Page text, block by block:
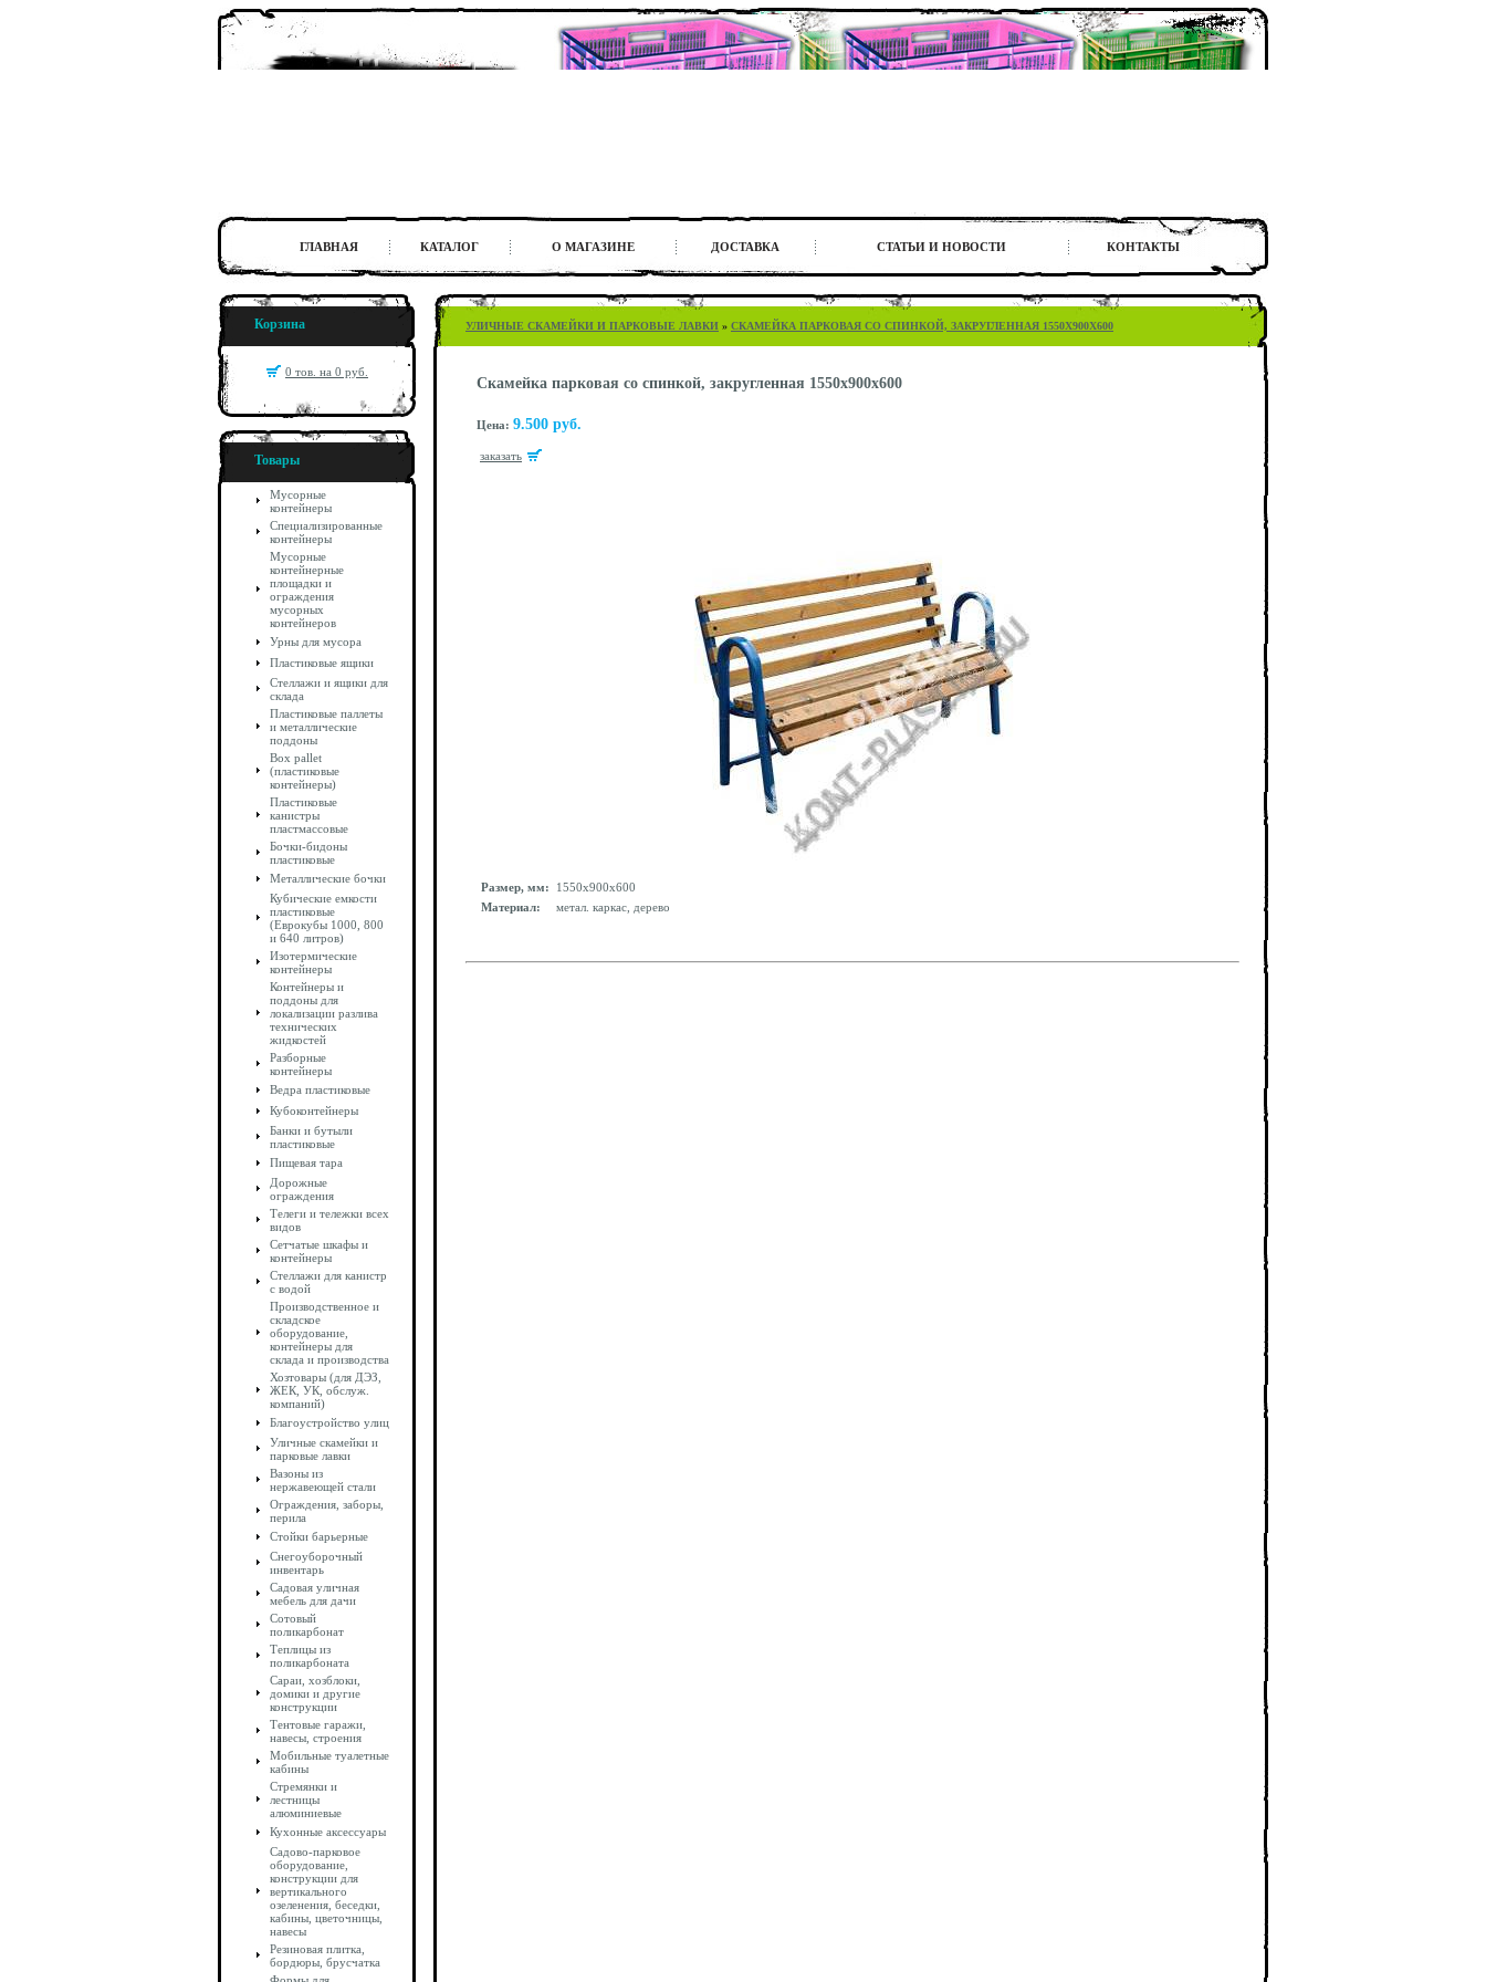
ГЛАВНАЯ КАТАЛОГ О МАГАЗИНЕ ДОСТАВКА СТАТЬИ И НОВОСТИ КОНТАКТЫ
Корзина
0 тов. на 0 руб.
Товары
Мусорные
контейнеры
Специализированные
контейнеры
Мусорные
контейнерные
площадки и
ограждения
мусорных
контейнеров
Урны для мусора
Пластиковые ящики
Стеллажи и ящики для
склада
Пластиковые паллеты
и металлические
поддоны
Box pallet
(пластиковые
контейнеры)
Пластиковые
канистры
пластмассовые
Бочки-бидоны
пластиковые
Металлические бочки
Кубические емкости
пластиковые
(Еврокубы 1000, 800
и 640 литров)
Изотермические
контейнеры
Контейнеры и
поддоны для
локализации разлива
технических
жидкостей
Разборные
контейнеры
Ведра пластиковые
Кубоконтейнеры
Банки и бутыли
пластиковые
Пищевая тара
Дорожные
ограждения
Телеги и тележки всех
видов
Сетчатые шкафы и
контейнеры
Стеллажи для канистр
с водой
Производственное и
складское
оборудование,
контейнеры для
склада и производства
Хозтовары (для ДЭЗ,
ЖЕК, УК, обслуж.
компаний)
Благоустройство улиц
Уличные скамейки и
парковые лавки
Вазоны из
нержавеющей стали
Ограждения, заборы,
перила
Стойки барьерные
Снегоуборочный
инвентарь
Садовая уличная
мебель для дачи
Сотовый
поликарбонат
Теплицы из
поликарбоната
Сараи, хозблоки,
домики и другие
конструкции
Тентовые гаражи,
навесы, строения
Мобильные туалетные
кабины
Стремянки и
лестницы
алюминиевые
Кухонные аксессуары
Садово-парковое
оборудование,
конструкции для
вертикального
озеленения, беседки,
кабины, цветочницы,
навесы
Резиновая плитка,
бордюры, брусчатка
УЛИЧНЫЕ СКАМЕЙКИ И ПАРКОВЫЕ ЛАВКИ » СКАМЕЙКА ПАРКОВАЯ СО СПИНКОЙ, ЗАКРУГЛЕННАЯ 1550X900X600
Скамейка парковая со спинкой, закругленная 1550x900x600
Цена: 9.500 руб.
заказать
Размер, мм:
1550x900x600
Материал:
метал. каркас, дерево